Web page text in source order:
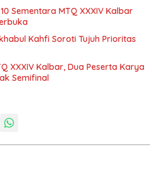
Sementara MTQ XXXIV Kalbar
Kahfi Soroti Tujuh Prioritas
XXXIV Kalbar, Dua Peserta Karya
Semifinal